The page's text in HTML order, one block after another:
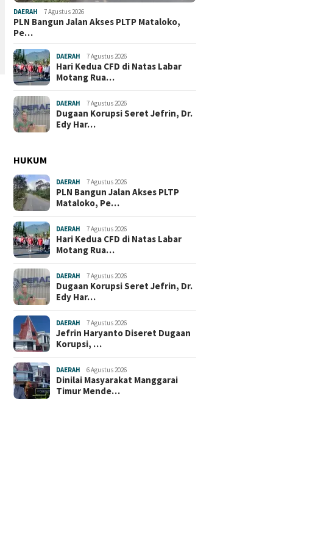
DAERAH 7 Agustus 2026
PLN Bangun Jalan Akses PLTP Mataloko,
Pe…
DAERAH 7 Agustus 2026
Hari Kedua CFD di Natas Labar
Motang Rua…
DAERAH 7 Agustus 2026
Dugaan Korupsi Seret Jefrin, Dr.
Edy Har…
HUKUM
DAERAH 7 Agustus 2026
PLN Bangun Jalan Akses PLTP
Mataloko, Pe…
DAERAH 7 Agustus 2026
Hari Kedua CFD di Natas Labar
Motang Rua…
DAERAH 7 Agustus 2026
Dugaan Korupsi Seret Jefrin, Dr.
Edy Har…
DAERAH 7 Agustus 2026
Jefrin Haryanto Diseret Dugaan
Korupsi, …
DAERAH 6 Agustus 2026
Dinilai Masyarakat Manggarai
Timur Mende…